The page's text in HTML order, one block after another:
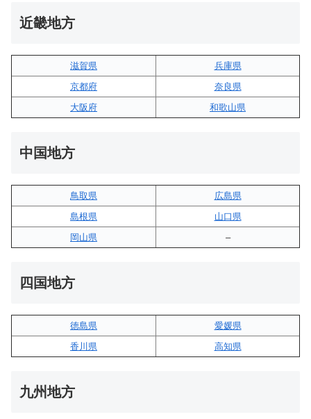
近畿地方
滋賀県
兵庫県
京都府
奈良県
大阪府
和歌山県
中国地方
鳥取県
広島県
島根県
山口県
岡山県
–
四国地方
徳島県
愛媛県
香川県
高知県
九州地方